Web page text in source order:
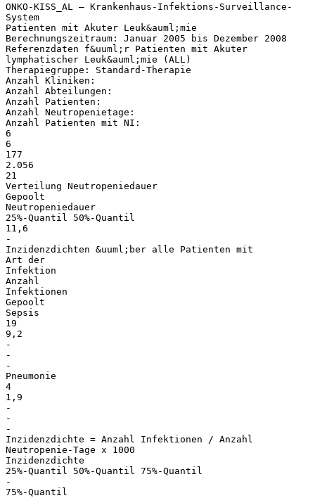
ONKO-KISS_AL – Krankenhaus-Infektions-Surveillance-
System
Patienten mit Akuter Leuk&auml;mie
Berechnungszeitraum: Januar 2005 bis Dezember 2008
Referenzdaten f&uuml;r Patienten mit Akuter
lymphatischer Leuk&auml;mie (ALL)
Therapiegruppe: Standard-Therapie
Anzahl Kliniken:
Anzahl Abteilungen:
Anzahl Patienten:
Anzahl Neutropenietage:
Anzahl Patienten mit NI:
6
6
177
2.056
21
Verteilung Neutropeniedauer
Gepoolt
Neutropeniedauer
25%-Quantil 50%-Quantil
11,6
-
Inzidenzdichten &uuml;ber alle Patienten mit
Art der
Infektion
Anzahl
Infektionen
Gepoolt
Sepsis
19
9,2
-
-
-
Pneumonie
4
1,9
-
-
-
Inzidenzdichte = Anzahl Infektionen / Anzahl
Neutropenie-Tage x 1000
Inzidenzdichte
25%-Quantil 50%-Quantil 75%-Quantil
-
75%-Quantil